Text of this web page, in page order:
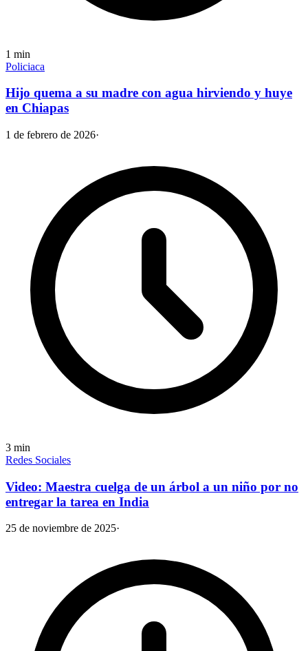
1 min
Policiaca
Hijo quema a su madre con agua hirviendo y huye
en Chiapas
1 de febrero de 2026·
3 min
Redes Sociales
Video: Maestra cuelga de un árbol a un niño por no
entregar la tarea en India
25 de noviembre de 2025·